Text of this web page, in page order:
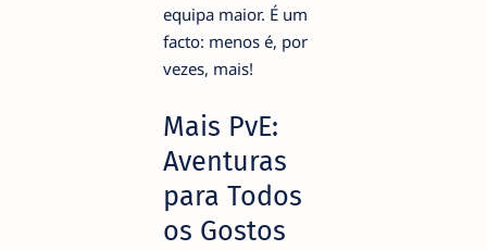
equipa maior. É um
facto: menos é, por
vezes, mais!
Mais PvE:
Aventuras
para Todos
os Gostos